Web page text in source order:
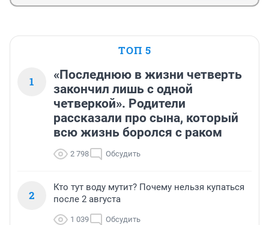
ТОП 5
1
«Последнюю в жизни четверть
закончил лишь с одной
четверкой». Родители
рассказали про сына, который
всю жизнь боролся с раком
2 798 Обсудить
2
Кто тут воду мутит? Почему нельзя купаться
после 2 августа
1 039 Обсудить